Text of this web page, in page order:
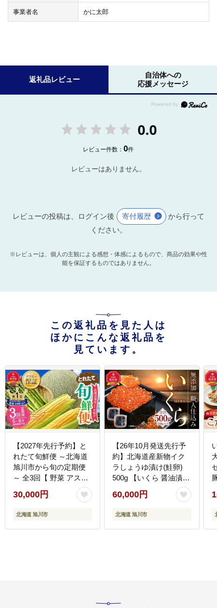
事業者名 かに太郎
返礼品レビュー
自治体への
応援メッセージ
0.0
レビュー件数：0件
レビューはありません。
レビューの投稿は、ログイン後 寄付履歴
から行って
ください。
※レビューは、個人の主観による感想・体感によるもので、商品の効果や性
能を保証するものではありません。
この返礼品を見た人は
ほかにこんな返礼品を
見ています。
【2027年先行予約】と
れたて旬鮮便 ～北海道
旭川市から旬の定期便
～ 全3回【 野菜 アスパ
ラ グリーンアスパラ ア
スパラガス ゴールドラ
ッシュ とうもろこし 赤
旭川市ふるさと納税 北
30,000円
北海道 旭川市
【26年10月発送先行予
約】北海道産新物イク
ラしょうゆ漬け(鮭卵)
500g 【いくら 醤油漬け
いくら醤油漬 小分け 無
添加 冷凍 魚卵 お取り寄
せ 人気 鮭いくら 旭川市
海道】_00584
60,000円
北海道 旭川市